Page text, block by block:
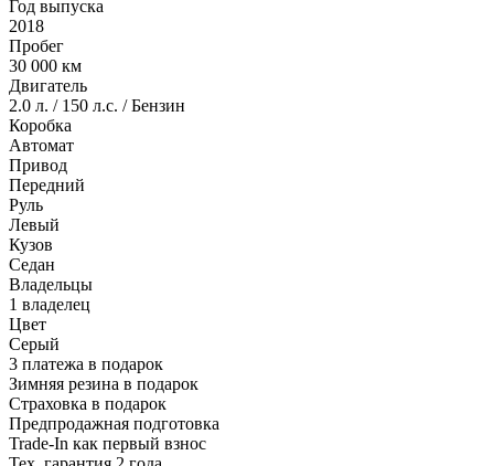
Год выпуска
2018
Пробег
30 000 км
Двигатель
2.0 л. / 150 л.с. / Бензин
Коробка
Автомат
Привод
Передний
Руль
Левый
Кузов
Седан
Владельцы
1 владелец
Цвет
Серый
3 платежа в подарок
Зимняя резина в подарок
Страховка в подарок
Предпродажная подготовка
Trade-In как первый взнос